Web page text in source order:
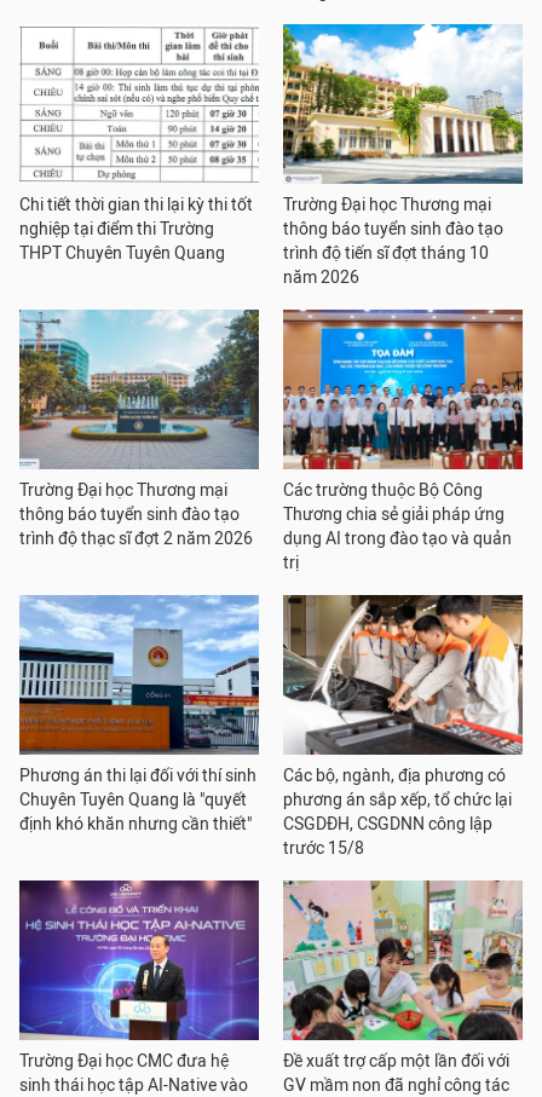
Chi tiết thời gian thi lại kỳ thi tốt
nghiệp tại điểm thi Trường
THPT Chuyên Tuyên Quang
Trường Đại học Thương mại
thông báo tuyển sinh đào tạo
trình độ tiến sĩ đợt tháng 10
năm 2026
Trường Đại học Thương mại
thông báo tuyển sinh đào tạo
trình độ thạc sĩ đợt 2 năm 2026
Các trường thuộc Bộ Công
Thương chia sẻ giải pháp ứng
dụng AI trong đào tạo và quản
trị
Phương án thi lại đối với thí sinh
Chuyên Tuyên Quang là "quyết
định khó khăn nhưng cần thiết"
Các bộ, ngành, địa phương có
phương án sắp xếp, tổ chức lại
CSGDĐH, CSGDNN công lập
trước 15/8
Trường Đại học CMC đưa hệ
sinh thái học tập AI-Native vào
Đề xuất trợ cấp một lần đối với
GV mầm non đã nghỉ công tác